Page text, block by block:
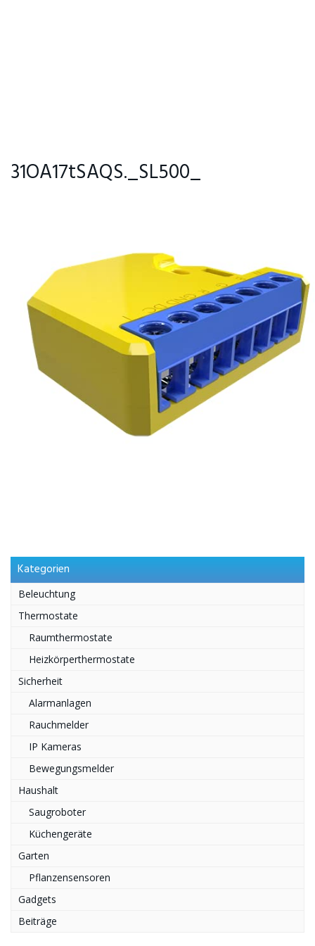
31OA17tSAQS._SL500_
Kategorien
Beleuchtung
Thermostate
Raumthermostate
Heizkörperthermostate
Sicherheit
Alarmanlagen
Rauchmelder
IP Kameras
Bewegungsmelder
Haushalt
Saugroboter
Küchengeräte
Garten
Pflanzensensoren
Gadgets
Beiträge